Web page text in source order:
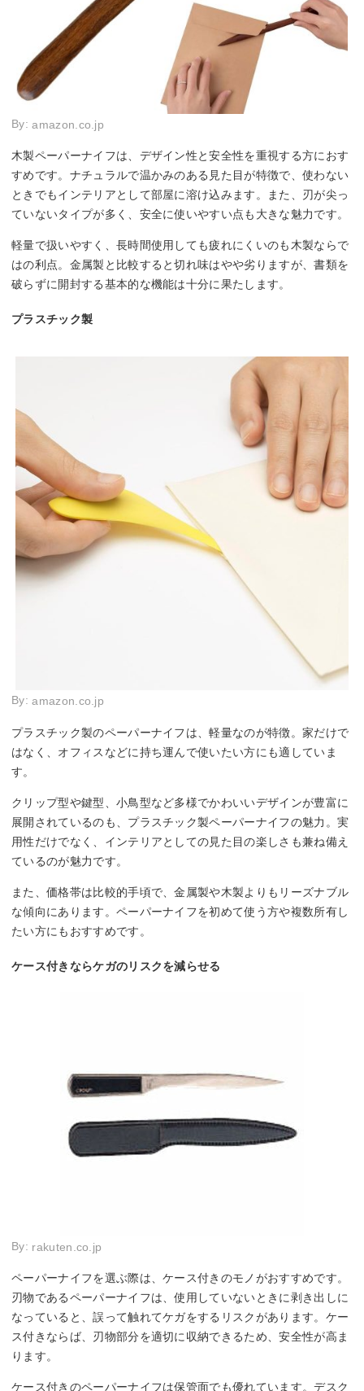
By:amazon.co.jp
木製ペーパーナイフは、デザイン性と安全性を重視する方におす
すめです。ナチュラルで温かみのある見た目が特徴で、使わない
ときでもインテリアとして部屋に溶け込みます。また、刃が尖っ
ていないタイプが多く、安全に使いやすい点も大きな魅力です。
軽量で扱いやすく、長時間使用しても疲れにくいのも木製ならで
はの利点。金属製と比較すると切れ味はやや劣りますが、書類を
破らずに開封する基本的な機能は十分に果たします。
プラスチック製
By:amazon.co.jp
プラスチック製のペーパーナイフは、軽量なのが特徴。家だけで
はなく、オフィスなどに持ち運んで使いたい方にも適していま
す。
クリップ型や鍵型、小鳥型など多様でかわいいデザインが豊富に
展開されているのも、プラスチック製ペーパーナイフの魅力。実
用性だけでなく、インテリアとしての見た目の楽しさも兼ね備え
ているのが魅力です。
また、価格帯は比較的手頃で、金属製や木製よりもリーズナブル
な傾向にあります。ペーパーナイフを初めて使う方や複数所有し
たい方にもおすすめです。
ケース付きならケガのリスクを減らせる
By: rakuten.co.jp
ペーパーナイフを選ぶ際は、ケース付きのモノがおすすめです。
刃物であるペーパーナイフは、使用していないときに剥き出しに
なっていると、誤って触れてケガをするリスクがあります。ケー
ス付きならば、刃物部分を適切に収納できるため、安全性が高ま
ります。
ケース付きのペーパーナイフは保管面でも優れています。デスク